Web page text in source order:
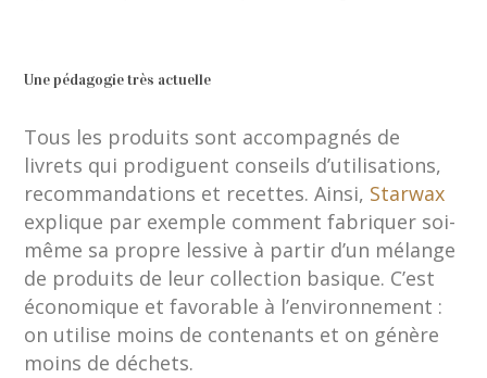
Une pédagogie très actuelle
Tous les produits sont accompagnés de
livrets qui prodiguent conseils d’utilisations,
recommandations et recettes. Ainsi, Starwax
explique par exemple comment fabriquer soi-
même sa propre lessive à partir d’un mélange
de produits de leur collection basique. C’est
économique et favorable à l’environnement :
on utilise moins de contenants et on génère
moins de déchets.